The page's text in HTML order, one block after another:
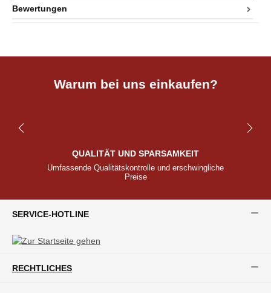
Bewertungen
Warum bei uns einkaufen?
QUALITÄT UND SPARSAMKEIT
Umfassende Qualitätskontrolle und erschwingliche
Preise
SERVICE-HOTLINE
RECHTLICHES